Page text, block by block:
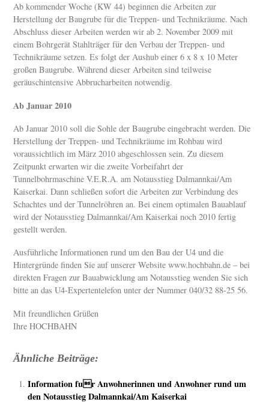
Ab kommender Woche (KW 44) beginnen die Arbeiten zur
Herstellung der Baugrube für die Treppen- und Technikräume. Nach
Abschluss dieser Arbeiten werden wir ab 2. November 2009 mit
einem Bohrgerät Stahlträger für den Verbau der Treppen- und
Technikräume setzen. Es folgt der Aushub einer 6 x 8 x 10 Meter
großen Baugrube. Während dieser Arbeiten sind teilweise
geräuschintensive Abbrucharbeiten notwendig.
Ab Januar 2010
Ab Januar 2010 soll die Sohle der Baugrube eingebracht werden. Die
Herstellung der Treppen- und Technikräume im Rohbau wird
voraussichtlich im März 2010 abgeschlossen sein. Zu diesem
Zeitpunkt erwarten wir die zweite Vorbeifahrt der
Tunnelbohrmaschine V.E.R.A. am Notausstieg Dalmannkai/Am
Kaiserkai. Dann schließen sofort die Arbeiten zur Verbindung des
Schachtes und der Tunnelröhren an. Bei einem optimalen Bauablauf
wird der Notausstieg Dalmannkai/Am Kaiserkai noch 2010 fertig
gestellt werden.
Ausführliche Informationen rund um den Bau der U4 und die
Hintergründe finden Sie auf unserer Website www.hochbahn.de – bei
direkten Fragen zur Bauabwicklung am Notausstieg wenden Sie sich
bitte an das U4-Expertentelefon unter der Nummer 040/32 88-25 56.
Mit freundlichen Grüßen
Ihre HOCHBAHN
Ähnliche Beiträge:
Information fur Anwohnerinnen und Anwohner rund um
den Notausstieg Dalmannkai/Am Kaiserkai